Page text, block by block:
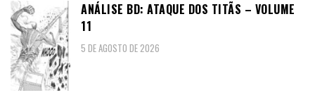
ANÁLISE BD: ATAQUE DOS TITÃS – VOLUME
11
5 DE AGOSTO DE 2026